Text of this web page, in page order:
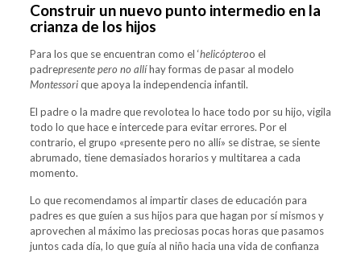
Construir un nuevo punto intermedio en la
crianza de los hijos
Para los que se encuentran como el ‘helicópteroo el
padrepresente pero no allíhay formas de pasar al modelo
Montessorique apoya la independencia infantil.
El padre o la madre que revolotea lo hace todo por su hijo, vigila
todo lo que hace e intercede para evitar errores. Por el
contrario, el grupo «presente pero no allí» se distrae, se siente
abrumado, tiene demasiados horarios y multitarea a cada
momento.
Lo que recomendamos al impartir clases de educación para
padres es que guíen a sus hijos para que hagan por sí mismos y
aprovechen al máximo las preciosas pocas horas que pasamos
juntos cada día, lo que guía al niño hacia una vida de confianza